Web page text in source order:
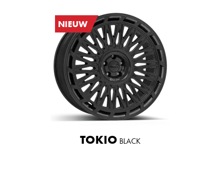
NIEUW
TOKIO BLACK